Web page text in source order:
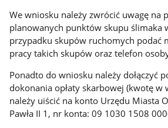
We wniosku należy zwrócić uwagę na
planowanych punktów skupu ślimaka
przypadku skupów ruchomych podać
pracy takich skupów oraz telefon
Ponadto do wniosku należy dołączyć
dokonania opłaty skarbowej (kwotę w
należy uiścić na konto Urzędu Miasta
Pawła II 1, nr konta: 09 1030 1508